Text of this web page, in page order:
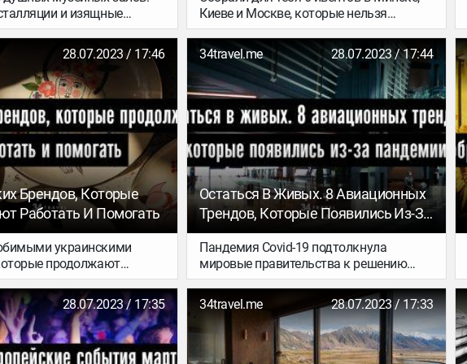
и изящные
скульптуры в окружении
и деревьев –
между природой и
Лови подборку классных
парков со всего мира от
Киеве и Москве, которые нельзя
пропустить любителям послушать о
путешествиях и приключениях.
Кинопоказ о кочевниках Ирана, рассказ
о сумасшедшем автопробеге Mongol
Rally и несколько лекториев о
путешествиях – ноябрь и декабрь точно
не будут унылыми.
28.07.2023 / 17:46
Брендов, Которые
Работать И Помогать
украинскими
продолжают
в условиях войны. У
работает доставка
миру (кроме России и
что оформление заказа у
это еще один простой
34travel.me 28.07.2023 / 17:44
Остаться В Живых. 8 Авиационных
Трендов, Которые Появились Из-За
Пандемии
Пандемия Covid-19 подтолкнула
мировые правительства к решению
существенно ограничить путешествия.
В результате всего происходящего
авиакомпании оказались на «голодной
диете» и изо всех сил теперь стараются
хоть как-то заполнить свои рейсы. Но
28.07.2023 / 17:35 34travel.me 28.07.2023 / 17:33